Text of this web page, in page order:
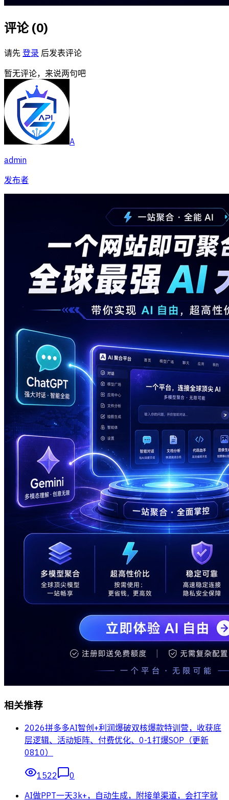
评论 (0)
请先 登录 后发表评论
暂无评论，来说两句吧
A
admin
发布者
相关推荐
2026拼多多AI智创+利润爆破双核爆款特训营，收获底
层逻辑、活动矩阵、付费优化、0-1打爆SOP（更新
0810）
1522
0
AI做PPT一天3k+，自动生成，附接单渠道，会打字就